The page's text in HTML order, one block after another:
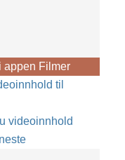
appen Filmer
til
videoinnhold